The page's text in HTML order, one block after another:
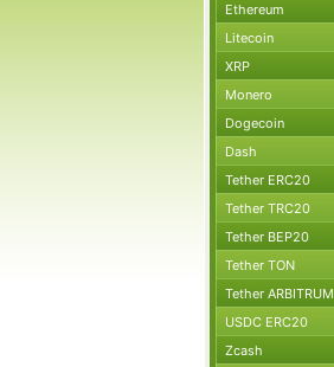
Ethereum
Litecoin
XRP
Monero
Dogecoin
Dash
Tether ERC20
Tether TRC20
Tether BEP20
Tether TON
Tether ARBITRUM
USDC ERC20
Zcash